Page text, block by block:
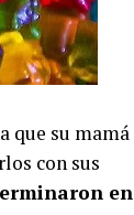
que su mamá
con sus
en